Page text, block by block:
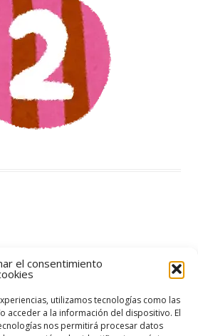
el consentimiento
utilizamos tecnologías como las
acceder a la información del dispositivo. El
nos permitirá procesar datos
electrónico